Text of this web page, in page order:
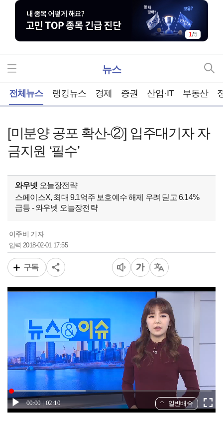
1/5
뉴스
전체뉴스 랭킹뉴스 경제 증권 산업·IT 부동산
[미분양 공포 확산-②] 입주대기자 자
금지원 ‘필수’
와우넷 오늘장전략
스페이스X, 최대 9.1억주 보호예수 해제 우려 딛고 6.14%
급등 - 와우넷 오늘장전략
이주비 기자
입력2018-02-01 17:55
구독
00:00 02:10 일반배속